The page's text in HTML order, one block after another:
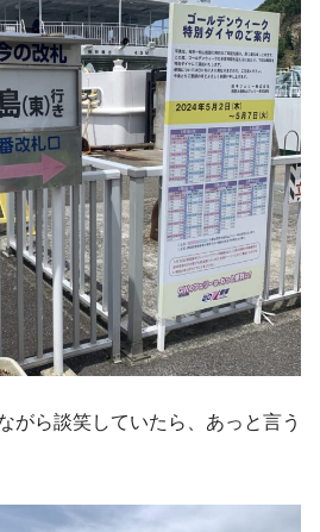
がら談笑していたら、あっと言う